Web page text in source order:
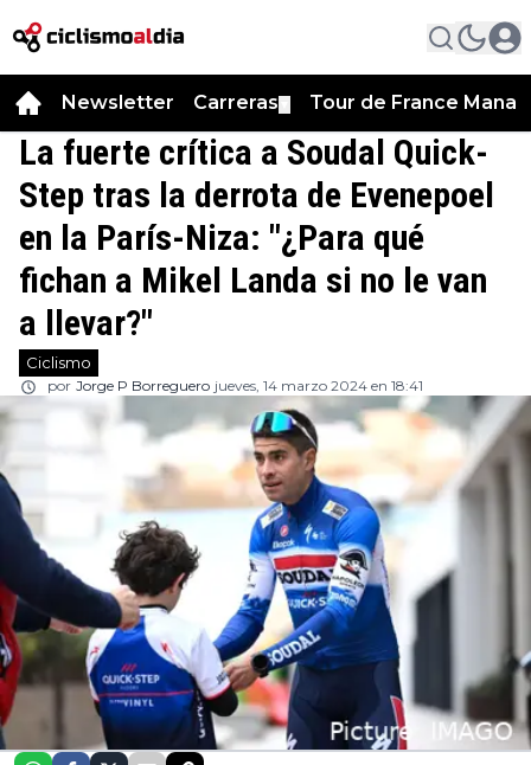
Newsletter Carreras Tour de France
La fuerte crítica a Soudal Quick-
Step tras la derrota de Evenepoel
en la París-Niza: "¿Para qué
fichan a Mikel Landa si no le van
a llevar?"
Ciclismo
por Jorge P Borreguero jueves, 14 marzo 2024 en 18:41